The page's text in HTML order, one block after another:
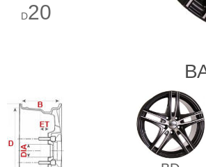
D20